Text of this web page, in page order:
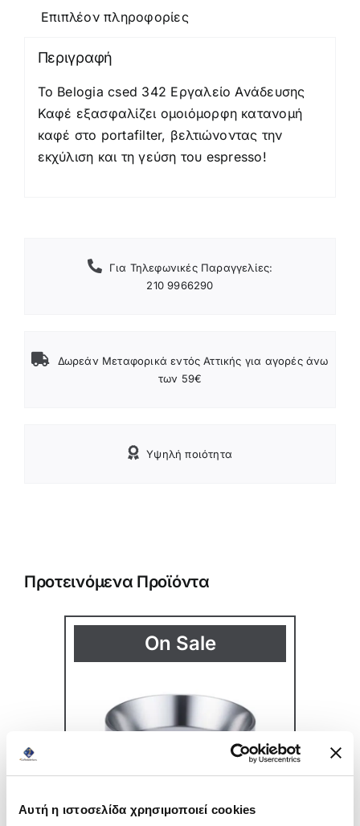
Αυτή η ιστοσελίδα χρησιμοποιεί cookies
Ανάδευσης
ποσότητα
Επιπλέον πληροφορίες
Περιγραφή
Το Belogia csed 342 Εργαλείο Ανάδευσης
Καφέ εξασφαλίζει ομοιόμορφη κατανομή
καφέ στο portafilter, βελτιώνοντας την
εκχύλιση και τη γεύση του espresso!
Για Τηλεφωνικές Παραγγελίες:
210 9966290
Δωρεάν Μεταφορικά εντός Αττικής για αγορές άνω
των 59€
Υψηλή ποιότητα
Προτεινόμενα Προϊόντα
On Sale